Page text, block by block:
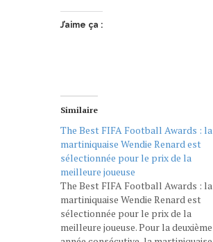
J’aime ça :
Similaire
The Best FIFA Football Awards : la
martiniquaise Wendie Renard est
sélectionnée pour le prix de la
meilleure joueuse
The Best FIFA Football Awards : la
martiniquaise Wendie Renard est
sélectionnée pour le prix de la
meilleure joueuse. Pour la deuxième